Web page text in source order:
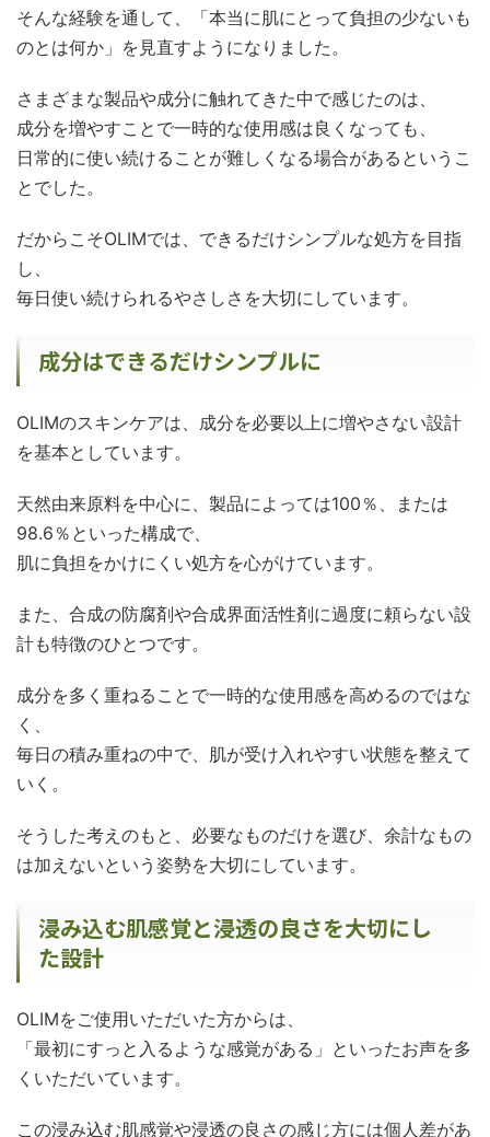
そんな経験を通して、「本当に肌にとって負担の少ないも
のとは何か」を見直すようになりました。
さまざまな製品や成分に触れてきた中で感じたのは、
成分を増やすことで一時的な使用感は良くなっても、
日常的に使い続けることが難しくなる場合があるというこ
とでした。
だからこそOLIMでは、できるだけシンプルな処方を目指
し、
毎日使い続けられるやさしさを大切にしています。
成分はできるだけシンプルに
OLIMのスキンケアは、成分を必要以上に増やさない設計
を基本としています。
天然由来原料を中心に、製品によっては100％、または
98.6％といった構成で、
肌に負担をかけにくい処方を心がけています。
また、合成の防腐剤や合成界面活性剤に過度に頼らない設
計も特徴のひとつです。
成分を多く重ねることで一時的な使用感を高めるのではな
く、
毎日の積み重ねの中で、肌が受け入れやすい状態を整えて
いく。
そうした考えのもと、必要なものだけを選び、余計なもの
は加えないという姿勢を大切にしています。
浸み込む肌感覚と浸透の良さを大切にし
た設計
OLIMをご使用いただいた方からは、
「最初にすっと入るような感覚がある」といったお声を多
くいただいています。
この浸み込む肌感覚や浸透の良さの感じ方には個人差があ